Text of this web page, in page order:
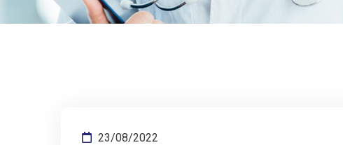
23/08/2022